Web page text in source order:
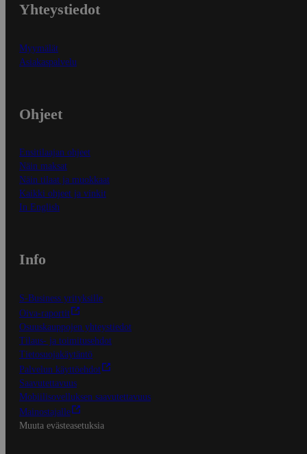
Yhteystiedot
Myymälät
Asiakaspalvelu
Ohjeet
Ensitilaajan ohjeet
Näin maksat
Näin tilaat ja muokkaat
Kaikki ohjeet ja vinkit
In English
Info
S-Business yrityksille
Oiva-raportit
Osuuskauppojen yhteystiedot
Tilaus- ja toimitusehdot
Tietosuojakäytäntö
Palvelun käyttöehdot
Saavutettavuus
Mobiilisovelluksen saavutettavuus
Mainostajalle
Muuta evästeasetuksia